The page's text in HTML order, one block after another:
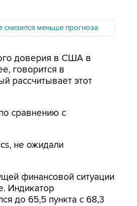
меньше прогноза
доверия в США в
говорится в
рассчитывает этот
сравнению с
не ожидали
финансовой ситуации
Индикатор
до 65,5 пункта с 68,3